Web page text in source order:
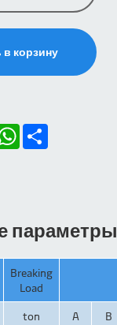
корзину
WhatsApp
Share
параметры
Breaking
Load
ton A B